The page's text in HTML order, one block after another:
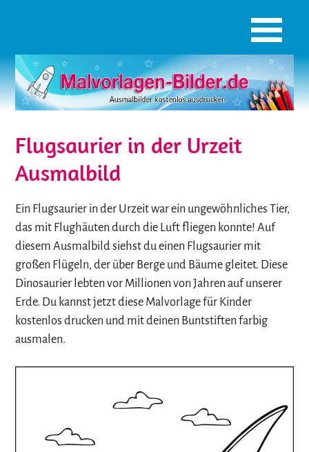
Flugsaurier in der Urzeit
Ausmalbild
Ein Flugsaurier in der Urzeit war ein ungewöhnliches Tier,
das mit Flughäuten durch die Luft fliegen konnte! Auf
diesem Ausmalbild siehst du einen Flugsaurier mit
großen Flügeln, der über Berge und Bäume gleitet. Diese
Dinosaurier lebten vor Millionen von Jahren auf unserer
Erde. Du kannst jetzt diese Malvorlage für Kinder
kostenlos drucken und mit deinen Buntstiften farbig
ausmalen.